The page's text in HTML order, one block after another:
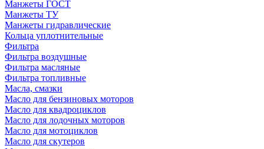
Манжеты ГОСТ
Манжеты ТУ
Манжеты гидравлические
Кольца уплотнительные
Фильтра
Фильтра воздушные
Фильтра масляные
Фильтра топливные
Масла, смазки
Масло для бензиновых моторов
Масло для квадроциклов
Масло для лодочных моторов
Масло для мотоциклов
Масло для скутеров